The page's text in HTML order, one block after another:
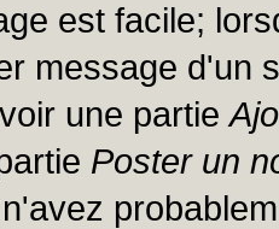
est facile;
message d'un
une partie
Poster un